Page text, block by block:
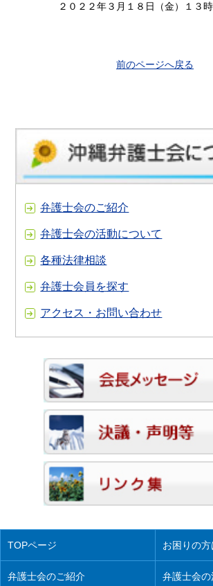
２０２２年３月１８日（金）１３
前のページへ戻る
弁護士会のご紹介
弁護士会の活動について
各種法律相談
弁護士会員を探す
アクセス・お問い合わせ
TOPページ お困りの方
弁護士会のご紹介 弁護士会の